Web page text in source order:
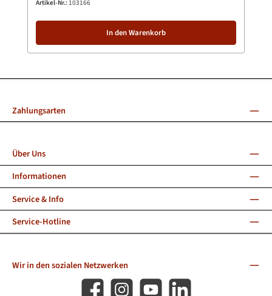
Artikel-Nr.: 103166
In den Warenkorb
Zahlungsarten
Service-Hotline
Über Uns
Informationen
Service & Info
Wir in den sozialen Netzwerken